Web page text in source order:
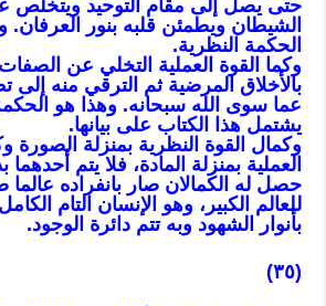
حتى يصل إلى مقام التوحيد
الشيطان ويطمئن قلبه بنور العرفان.
الحكمة النظرية.
وكما القوة العملية التخلي عن
بالأخلاق المرضية ثم الترقي منه إلى
عما سوى الله سبحانه. وهذا هو
يشتمل هذا الكتاب على بيانها.
وكمال القوة النظرية بمنزلة الصورة
العملية بمنزلة المادة، فلا يتم
حصل له الكمالان صار بانفراده عالما
للعالم الكبير، وهو الإنسان التام
بأنوار الشهود وبه تتم دائرة الوجود.
(٣٥)